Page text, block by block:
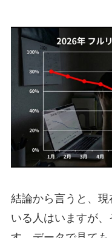
結論から言うと、
いる人はいますが